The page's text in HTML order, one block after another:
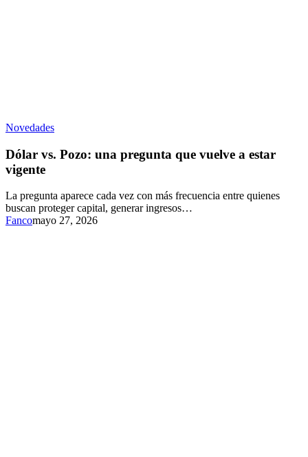
Novedades
Dólar vs. Pozo: una pregunta que vuelve a estar
vigente
La pregunta aparece cada vez con más frecuencia entre quienes
buscan proteger capital, generar ingresos…
Fancomayo 27, 2026